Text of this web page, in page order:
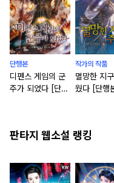
단행본
디펜스 게임의 군
주가 되었다 [단행
작가의 작품
멸망한 지
웠다 [단행
판타지 웹소설 랭킹